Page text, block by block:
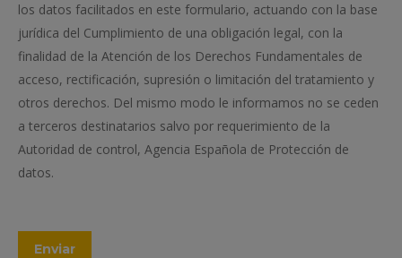
los datos facilitados en este formulario, actuando con la base
jurídica del Cumplimiento de una obligación legal, con la
finalidad de la Atención de los Derechos Fundamentales de
acceso, rectificación, supresión o limitación del tratamiento y
otros derechos. Del mismo modo le informamos no se ceden
a terceros destinatarios salvo por requerimiento de la
Autoridad de control, Agencia Española de Protección de
datos.
Enviar